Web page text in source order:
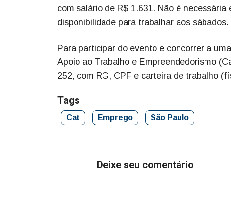
com salário de R$ 1.631. Não é
disponibilidade para trabalhar aos sábados.
Para participar do evento e concorrer a
Apoio ao Trabalho e Empreendedorismo
252, com RG, CPF e carteira de trabalho
Tags
Cat Emprego São Paulo
Deixe seu comentário